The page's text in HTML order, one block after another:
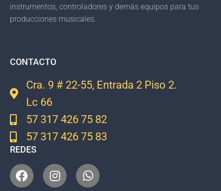
instrumentos, controladores y demás equipos para tus
producciones musicales.
CONTACTO
Cra. 9 # 22-55, Entrada 2 Piso 2.
Lc 66
57 317 426 75 82
57 317 426 75 83
REDES